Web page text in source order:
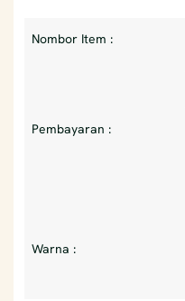
Nombor Item :
Pembayaran :
Warna :